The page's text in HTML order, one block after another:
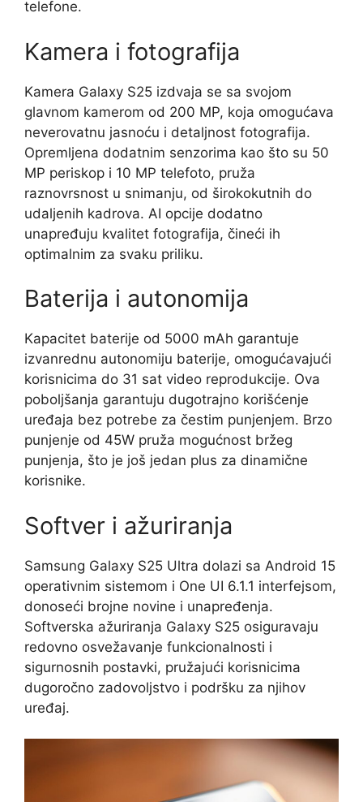
telefone.
Kamera i fotografija
Kamera Galaxy S25 izdvaja se sa svojom
glavnom kamerom od 200 MP, koja omogućava
neverovatnu jasnoću i detaljnost fotografija.
Opremljena dodatnim senzorima kao što su 50
MP periskop i 10 MP telefoto, pruža
raznovrsnost u snimanju, od širokokutnih do
udaljenih kadrova. AI opcije dodatno
unapređuju kvalitet fotografija, čineći ih
optimalnim za svaku priliku.
Baterija i autonomija
Kapacitet baterije od 5000 mAh garantuje
izvanrednu autonomiju baterije, omogućavajući
korisnicima do 31 sat video reprodukcije. Ova
poboljšanja garantuju dugotrajno korišćenje
uređaja bez potrebe za čestim punjenjem. Brzo
punjenje od 45W pruža mogućnost bržeg
punjenja, što je još jedan plus za dinamične
korisnike.
Softver i ažuriranja
Samsung Galaxy S25 Ultra dolazi sa Android 15
operativnim sistemom i One UI 6.1.1 interfejsom,
donoseći brojne novine i unapređenja.
Softverska ažuriranja Galaxy S25 osiguravaju
redovno osvežavanje funkcionalnosti i
sigurnosnih postavki, pružajući korisnicima
dugoročno zadovoljstvo i podršku za njihov
uređaj.